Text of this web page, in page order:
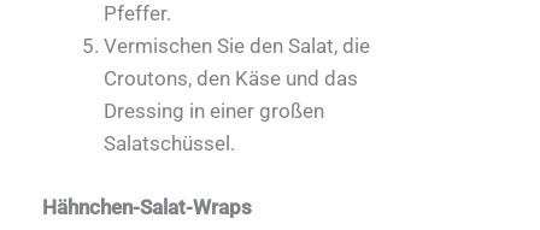
Pfeffer.
Vermischen Sie den Salat, die
Croutons, den Käse und das
Dressing in einer großen
Salatschüssel.
Hähnchen-Salat-Wraps